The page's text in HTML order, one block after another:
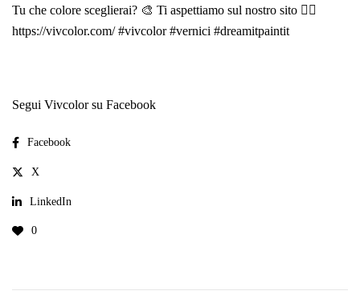
Tu che colore sceglierai? 🎨 Ti aspettiamo sul nostro sito 👉🏻
https://vivcolor.com/ #vivcolor #vernici #dreamitpaintit
Segui Vivcolor su Facebook
Facebook
X
LinkedIn
0